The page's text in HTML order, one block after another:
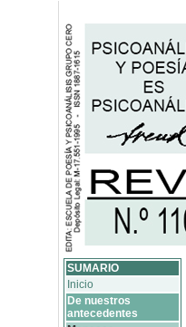
SUMARIO
Inicio
De nuestros
antecedentes